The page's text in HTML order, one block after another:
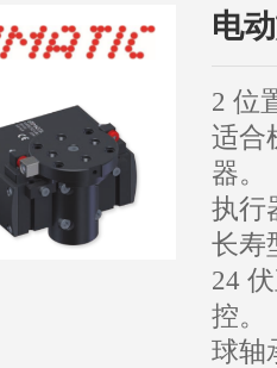
电
2 位
适合
器。
执行
长寿
24
控。
球轴